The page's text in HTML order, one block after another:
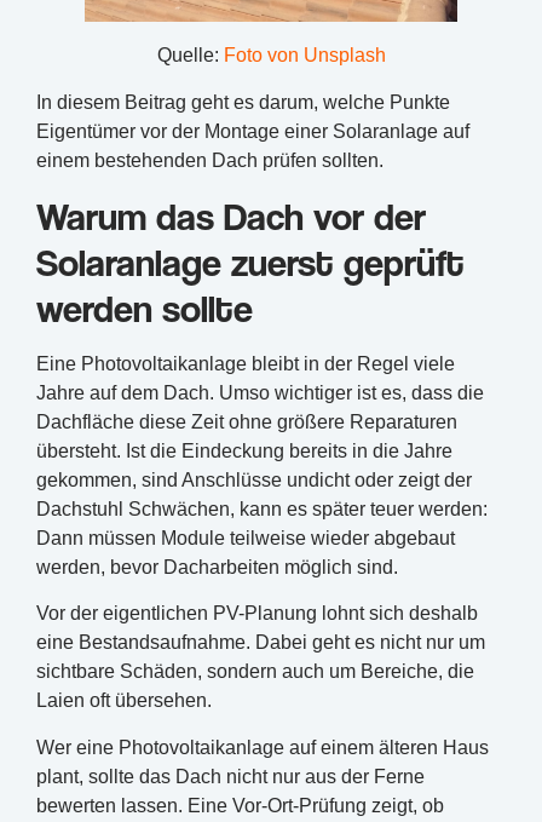
Quelle: Foto von Unsplash
In diesem Beitrag geht es darum, welche Punkte
Eigentümer vor der Montage einer Solaranlage auf
einem bestehenden Dach prüfen sollten.
Warum das Dach vor der
Solaranlage zuerst geprüft
werden sollte
Eine Photovoltaikanlage bleibt in der Regel viele
Jahre auf dem Dach. Umso wichtiger ist es, dass die
Dachfläche diese Zeit ohne größere Reparaturen
übersteht. Ist die Eindeckung bereits in die Jahre
gekommen, sind Anschlüsse undicht oder zeigt der
Dachstuhl Schwächen, kann es später teuer werden:
Dann müssen Module teilweise wieder abgebaut
werden, bevor Dacharbeiten möglich sind.
Vor der eigentlichen PV-Planung lohnt sich deshalb
eine Bestandsaufnahme. Dabei geht es nicht nur um
sichtbare Schäden, sondern auch um Bereiche, die
Laien oft übersehen.
Wer eine Photovoltaikanlage auf einem älteren Haus
plant, sollte das Dach nicht nur aus der Ferne
bewerten lassen. Eine Vor-Ort-Prüfung zeigt, ob